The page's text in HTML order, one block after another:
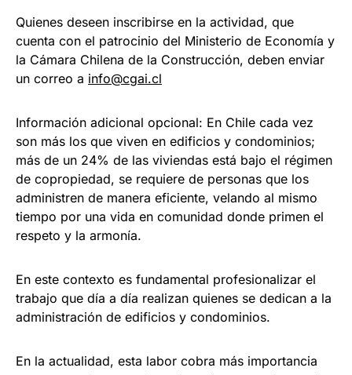
Quienes deseen inscribirse en la actividad, que
cuenta con el patrocinio del Ministerio de Economía y
la Cámara Chilena de la Construcción, deben enviar
un correo a info@cgai.cl
Información adicional opcional: En Chile cada vez
son más los que viven en edificios y condominios;
más de un 24% de las viviendas está bajo el régimen
de copropiedad, se requiere de personas que los
administren de manera eficiente, velando al mismo
tiempo por una vida en comunidad donde primen el
respeto y la armonía.
En este contexto es fundamental profesionalizar el
trabajo que día a día realizan quienes se dedican a la
administración de edificios y condominios.
En la actualidad, esta labor cobra más importancia